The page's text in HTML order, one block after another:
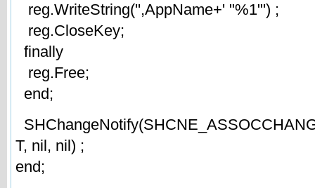
reg.WriteString('',AppName+' "%1"') ;
reg.CloseKey;
finally
reg.Free;
end;
T, nil, nil) ;
end;